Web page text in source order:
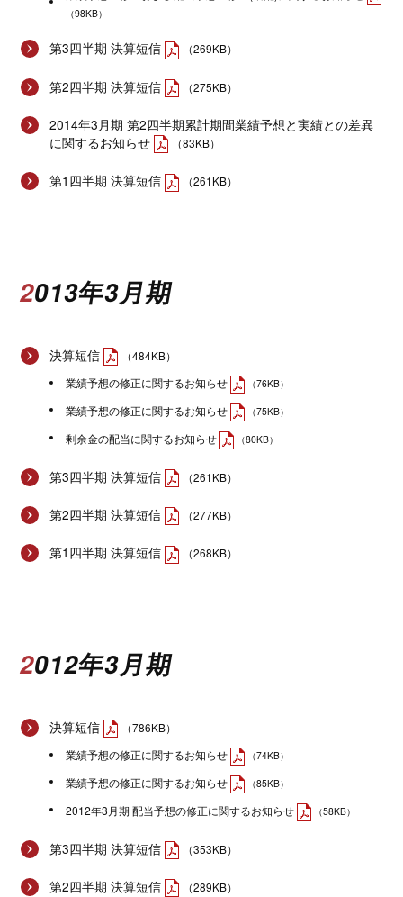
（98KB）
第3四半期 決算短信 （269KB）
第2四半期 決算短信 （275KB）
2014年3月期 第2四半期累計期間業績予想と実績との差異
に関するお知らせ
（83KB）
第1四半期 決算短信 （261KB）
2013年3月期
決算短信
（484KB）
業績予想の修正に関するお知らせ
（76KB）
業績予想の修正に関するお知らせ （75KB）
剰余金の配当に関するお知らせ （80KB）
第3四半期 決算短信 （261KB）
第2四半期 決算短信 （277KB）
第1四半期 決算短信 （268KB）
2012年3月期
決算短信
（786KB）
業績予想の修正に関するお知らせ
（74KB）
業績予想の修正に関するお知らせ （85KB）
2012年3月期 配当予想の修正に関するお知らせ （58KB）
第3四半期 決算短信 （353KB）
第2四半期 決算短信 （289KB）